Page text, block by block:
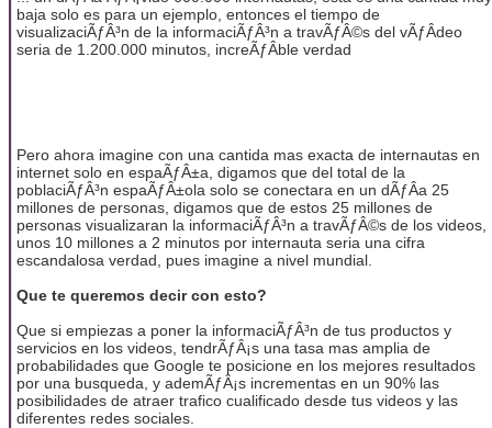
baja solo es para un ejemplo, entonces el tiempo de
visualizaciÃƒÂ³n de la informaciÃƒÂ³n a travÃƒÂ©s del vÃƒÂ­deo
seria de 1.200.000 minutos, increÃƒÂ­ble verdad
Pero ahora imagine con una cantida mas exacta de internautas en
internet solo en espaÃƒÂ±a, digamos que del total de la
poblaciÃƒÂ³n espaÃƒÂ±ola solo se conectara en un dÃƒÂ­a 25
millones de personas, digamos que de estos 25 millones de
personas visualizaran la informaciÃƒÂ³n a travÃƒÂ©s de los videos,
unos 10 millones a 2 minutos por internauta seria una cifra
escandalosa verdad, pues imagine a nivel mundial.
Que te queremos decir con esto?
Que si empiezas a poner la informaciÃƒÂ³n de tus productos y
servicios en los videos, tendrÃƒÂ¡s una tasa mas amplia de
probabilidades que Google te posicione en los mejores resultados
por una busqueda, y ademÃƒÂ¡s incrementas en un 90% las
posibilidades de atraer trafico cualificado desde tus videos y las
diferentes redes sociales.